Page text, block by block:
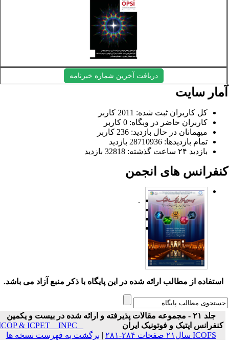
دریافت آخرین شماره خبرنامه
سایت
کل کاربران ثبت شده: 2011 کاربر
کاربران حاضر در وبگاه: 0 کاربر
میهمانان در حال بازدید: 236 کاربر
تمام بازدید‌ها: 28710936 بازدید
بازدید ۲۴ ساعت گذشته: 32818 بازدید
های انجمن
.
استفاده از مطالب ارائه شده در این پایگاه با ذکر منبع آزاد می باشد.
جلد ۲۱ - مجموعه مقالات پذیرفته و ارائه شده در بیست و یکمین
کنفرانس اپتیک و فوتونیک ایران
ICOP & ICPET _ INPC _
ICOFS سال۲۱ صفحات ۲۸۴-۲۸۱
|برگشت به فهرست نسخه ها